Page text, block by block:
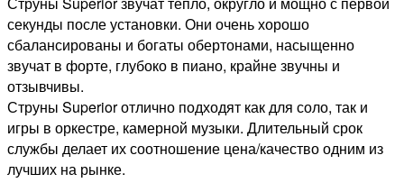
секунды после установки. Они очень хорошо
сбалансированы и богаты обертонами, насыщенно
звучат в форте, глубоко в пиано, крайне звучны и
отзывчивы.
Струны Superior отлично подходят как для соло, так и
игры в оркестре, камерной музыки. Длительный срок
службы делает их соотношение цена/качество одним из
лучших на рынке.